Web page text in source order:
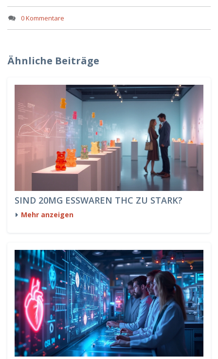
0 Kommentare
Ähnliche Beiträge
SIND 20MG ESSWAREN THC ZU STARK?
Mehr anzeigen